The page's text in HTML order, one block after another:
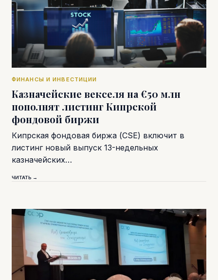
ФИНАНСЫ И ИНВЕСТИЦИИ
Казначейские векселя на €50 млн
пополнят листинг Кипрской
фондовой биржи
Кипрская фондовая биржа (CSE) включит в
листинг новый выпуск 13-недельных
казначейских…
ЧИТАТЬ →